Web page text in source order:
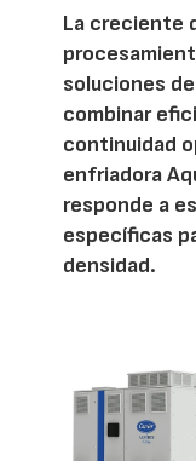
La creciente
soluciones
combinar
continuidad
enfriadora
responde a
específicas
densidad.